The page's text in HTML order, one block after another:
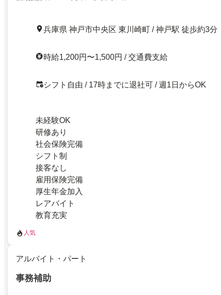
兵庫県 神戸市中央区 東川崎町 / 神戸駅 徒歩約3分
時給1,200円〜1,500円 / 交通費支給
シフト自由 / 17時までに退社可 / 週1日からOK
未経験OK
研修あり
社会保険完備
シフト制
接客なし
雇用保険完備
厚生年金加入
レアバイト
教育充実
人気
アルバイト・パート
事務補助